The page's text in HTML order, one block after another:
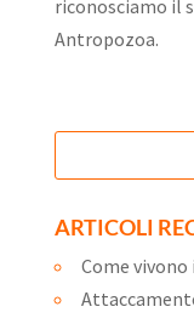
riconosciamo il
Antropozoa.
ARTICOLI
Come